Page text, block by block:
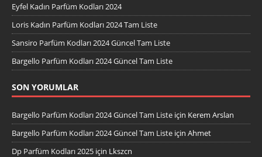
Eyfel Kadın Parfüm Kodları 2024
Loris Kadın Parfüm Kodları 2024 Tam Liste
Sansiro Parfüm Kodları 2024 Güncel Tam Liste
Bargello Parfüm Kodları 2024 Güncel Tam Liste
SON YORUMLAR
Bargello Parfüm Kodları 2024 Güncel Tam Liste için Kerem Arslan
Bargello Parfüm Kodları 2024 Güncel Tam Liste için Ahmet
Dp Parfüm Kodları 2025 için Lkszcn